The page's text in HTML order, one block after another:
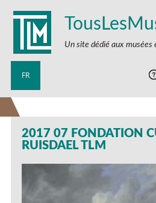
Un site dédié aux musées
FR
2017 07 FONDATION
RUISDAEL TLM